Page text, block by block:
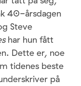
40-årsdagen
Steve
har hun fått
Dette er, noe
tidenes beste
på